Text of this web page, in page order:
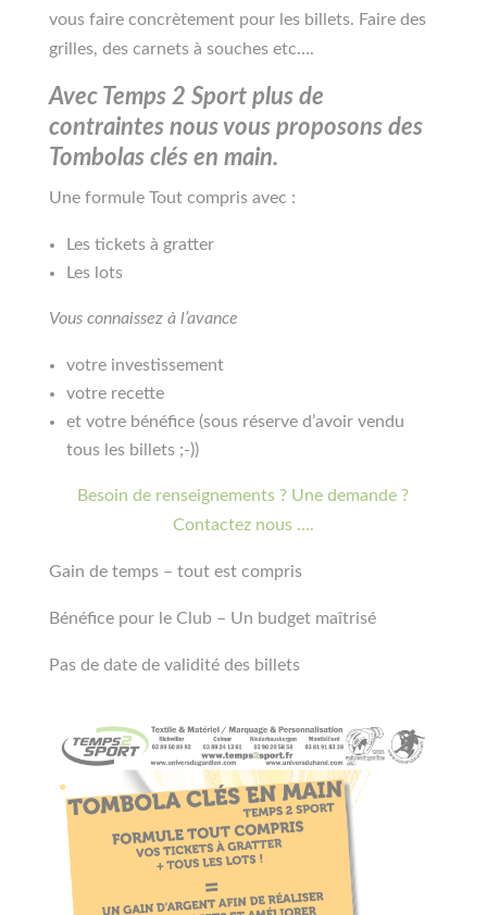
vous faire concrètement pour les billets. Faire des
grilles, des carnets à souches etc….
Avec Temps 2 Sport plus de
contraintes nous vous proposons des
Tombolas clés en main.
Une formule Tout compris avec :
Les tickets à gratter
Les lots
Vous connaissez à l’avance
votre investissement
votre recette
et votre bénéfice (sous réserve d’avoir vendu
tous les billets ;-))
Besoin de renseignements ? Une demande ?
Contactez nous ….
Gain de temps – tout est compris
Bénéfice pour le Club – Un budget maîtrisé
Pas de date de validité des billets